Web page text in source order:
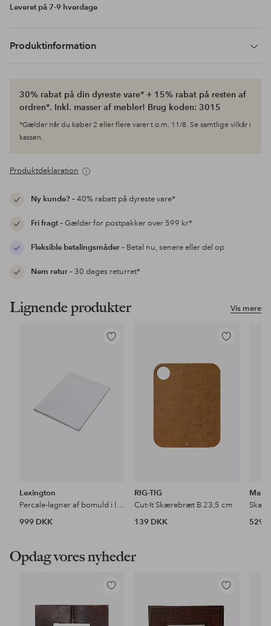
Leveret på 7-9 hverdage
Produktinformation
30% rabat på din dyreste vare* + 15% rabat på resten af
ordren*. Inkl. masser af møbler! Brug koden: 3015
*Gælder når du køber 2 eller flere varer t.o.m. 11/8. Se samtlige vilkår i
kassen.
Produktdeklaration
Ny kunde?– 40% rabatt på dyreste vare*
Fri fragt– Gælder for postpakker over 599 kr*
Fleksible betalingsmåder– Betal nu, senere eller del op
Nem retur– 30 dages returret*
Vis mere
Lignende produkter
Tilføj
Lexington
Percale-lagner af bomuld i lommeformat
999 DKK
Tilføj
favoritter
RIG-TIG
Cut-It Skærebræt B 23,5 cm
139 DKK
529
Opdag vores nyheder
Tilføj
Tilføj
favoritter